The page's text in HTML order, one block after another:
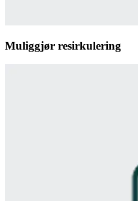
Muliggjør resirkulering